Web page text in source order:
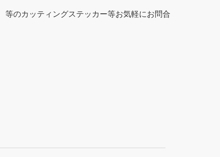
のカッティングステッカー等お気軽にお問合